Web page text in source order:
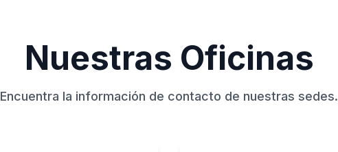
Nuestras Oficinas
Encuentra la información de contacto de nuestras sedes.